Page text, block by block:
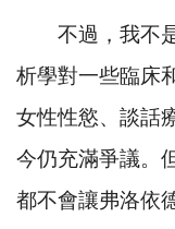
不過，我不是
析學對一些臨床
女性性慾、談話
今仍充滿爭議。
都不會讓弗洛依